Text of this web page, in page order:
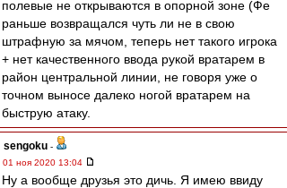
полевые не открываются в опорной зоне (Фе
раньше возвращался чуть ли не в свою
штрафную за мячом, теперь нет такого игрока
+ нет качественного ввода рукой вратарем в
район центральной линии, не говоря уже о
точном выносе далеко ногой вратарем на
быструю атаку.
sengoku -
01 ноя 2020 13:04
Ну а вообще друзья это дичь. Я имею ввиду